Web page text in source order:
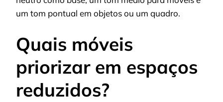
um tom pontual em objetos ou um quadro.
Quais móveis
priorizar em espaços
reduzidos?